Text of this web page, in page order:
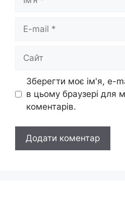
Сайт
Зберегти моє ім'я, e-
в цьому браузері для
коментарів.